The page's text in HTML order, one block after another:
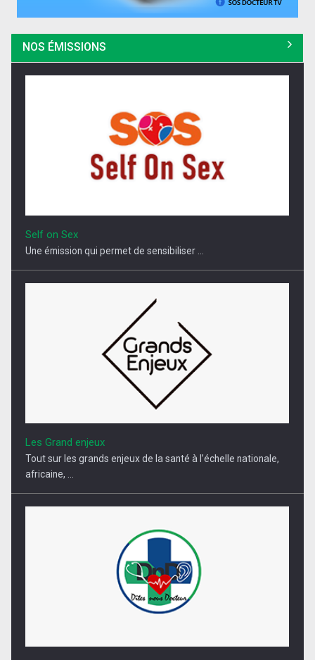
NOS ÉMISSIONS
Self on Sex
Une émission qui permet de sensibiliser ...
Les Grand enjeux
Tout sur les grands enjeux de la santé à l’échelle nationale,
africaine, ...